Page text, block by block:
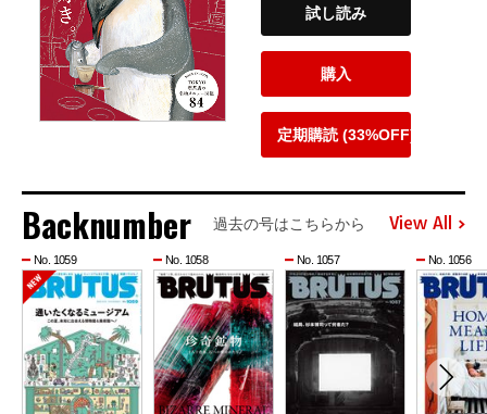
試し読み
購入
定期購読 (33%OFF)
Backnumber 過去の号はこちらから View All
No. 1059 No. 1058 No. 1057 No. 1056